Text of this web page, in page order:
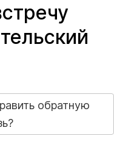
обратную